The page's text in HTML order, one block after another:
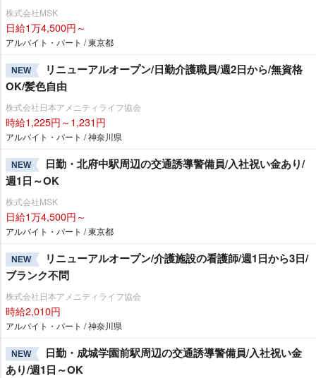
株式会社MSK
日給1万4,500円～
アルバイト・パート / 東京都
NEW
リニューアルオープン/日勤介護職員/週2日から/無資格
OK/髪色自由
株式会社日本アメニティライフ協会
時給1,225円～1,231円
アルバイト・パート / 神奈川県
NEW
日勤・北府中駅周辺の交通誘導警備員/入社祝い金あり/
週1日～OK
株式会社MSK
日給1万4,500円～
アルバイト・パート / 東京都
NEW
リニューアルオープン/介護施設の看護師/週1日から3日/
ブランク不問
株式会社日本アメニティライフ協会
時給2,010円
アルバイト・パート / 神奈川県
NEW
日勤・成城学園前駅周辺の交通誘導警備員/入社祝い金
あり/週1日～OK